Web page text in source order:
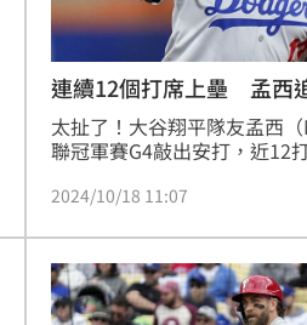
連續12個打席上壘 孟西
錄！
太扯了！大谷翔平隊友孟西
聯冠軍賽G4敲出安打，近12
1977到78年寫下的季後賽紀錄
2024/10/18 11:07